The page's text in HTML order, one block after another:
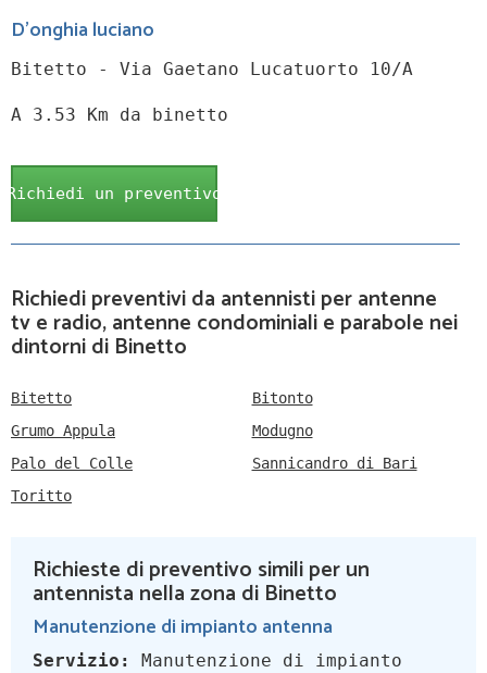
D'onghia luciano
Bitetto - Via Gaetano Lucatuorto 10/A
A 3.53 Km da binetto
Richiedi un preventivo
Richiedi preventivi da antennisti per antenne
tv e radio, antenne condominiali e parabole nei
dintorni di Binetto
Bitetto
Bitonto
Grumo Appula
Modugno
Palo del Colle
Sannicandro di Bari
Toritto
Richieste di preventivo simili per un
antennista nella zona di Binetto
Manutenzione di impianto antenna
Servizio:
Manutenzione di impianto